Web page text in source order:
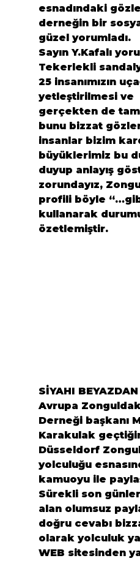
esnadındaki
derneğin bir
güzel yorumladı.
Sayın Y.Kafalı
Tekerlekli
25 insanımızın
yetleştirilmesi ve
gerçekten de tam
bunu bizzat
insanlar bizim
büyüklerimiz bu
duyup anlayış
zorundayız,
profili böyle
kullanarak
özetlemiştir.
SİYAHI
Avrupa
Derneği başkanı
Karakulak
Düsseldorf
yolculuğu
kamuoyu ile
Sürekli son
alan olumsuz
doğru cevabı
olarak yolculuk
WEB sitesinden